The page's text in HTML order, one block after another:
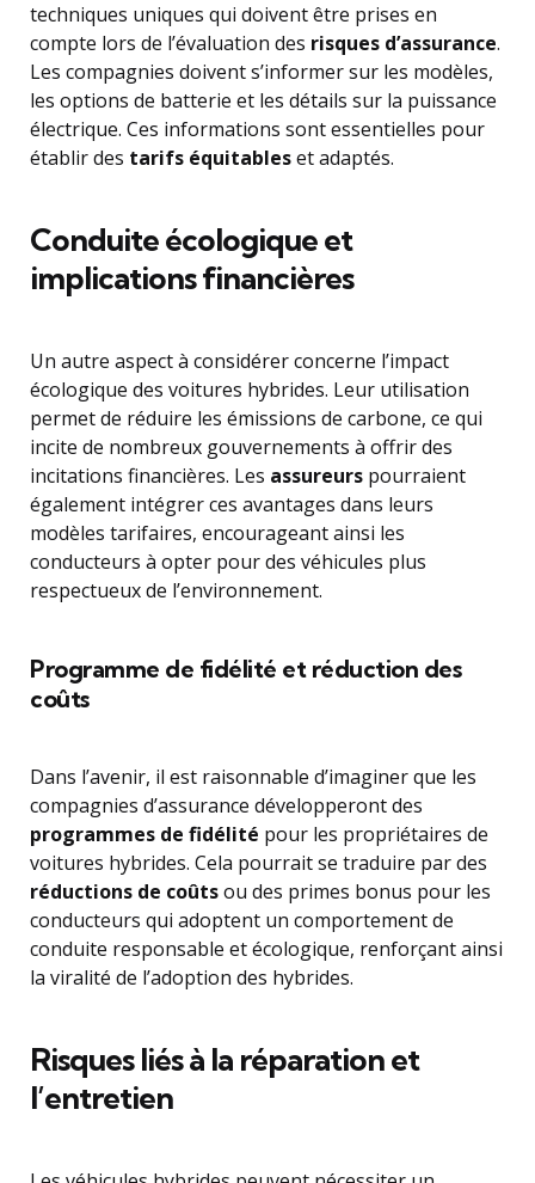
techniques uniques qui doivent être prises en
compte lors de l’évaluation des risques d’assurance.
Les compagnies doivent s’informer sur les modèles,
les options de batterie et les détails sur la puissance
électrique. Ces informations sont essentielles pour
établir des tarifs équitableset adaptés.
Conduite écologique et
implications financières
Un autre aspect à considérer concerne l’impact
écologique des voitures hybrides. Leur utilisation
permet de réduire les émissions de carbone, ce qui
incite de nombreux gouvernements à offrir des
incitations financières. Les assureurs pourraient
également intégrer ces avantages dans leurs
modèles tarifaires, encourageant ainsi les
conducteurs à opter pour des véhicules plus
respectueux de l’environnement.
Programme de fidélité et réduction des
coûts
Dans l’avenir, il est raisonnable d’imaginer que les
compagnies d’assurance développeront des
programmes de fidélité pour les propriétaires de
voitures hybrides. Cela pourrait se traduire par des
réductions de coûtsou des primes bonus pour les
conducteurs qui adoptent un comportement de
conduite responsable et écologique, renforçant ainsi
la viralité de l’adoption des hybrides.
Risques liés à la réparation et
l’entretien